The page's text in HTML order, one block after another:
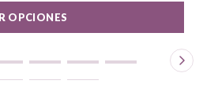
OPCIONES